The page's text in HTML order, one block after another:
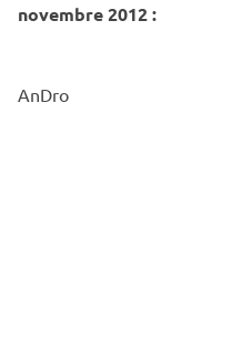
novembre 2012 :
AnDro